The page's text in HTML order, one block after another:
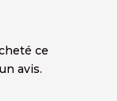
ce
avis.